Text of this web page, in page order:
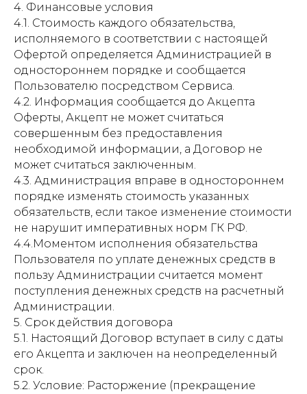
4. Финансовые условия
4.1. Стоимость каждого обязательства,
исполняемого в соответствии с настоящей
Офертой определяется Администрацией в
одностороннем порядке и сообщается
Пользователю посредством Сервиса.
4.2. Информация сообщается до Акцепта
Оферты, Акцепт не может считаться
совершенным без предоставления
необходимой информации, а Договор не
может считаться заключенным.
4.3. Администрация вправе в одностороннем
порядке изменять стоимость указанных
обязательств, если такое изменение стоимости
не нарушит императивных норм ГК РФ.
4.4.Моментом исполнения обязательства
Пользователя по уплате денежных средств в
пользу Администрации считается момент
поступления денежных средств на расчетный
Администрации.
5. Срок действия договора
5.1. Настоящий Договор вступает в силу с даты
его Акцепта и заключен на неопределенный
срок.
5.2. Условие: Расторжение (прекращение